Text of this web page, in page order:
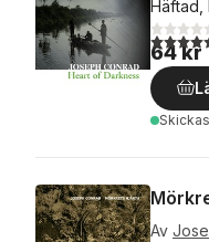
Häftad,
4,7utav
64 kr
Skickas
Av